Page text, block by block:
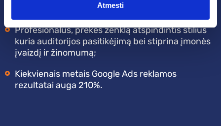
Atmesti
Google Ads reklamą generavo 5€ grąžą;
Profesionalus, prekės ženklą atspindintis stilius
kuria auditorijos pasitikėjimą bei stiprina įmonės
įvaizdį ir žinomumą;
Kiekvienais metais Google Ads reklamos
rezultatai auga 210%.